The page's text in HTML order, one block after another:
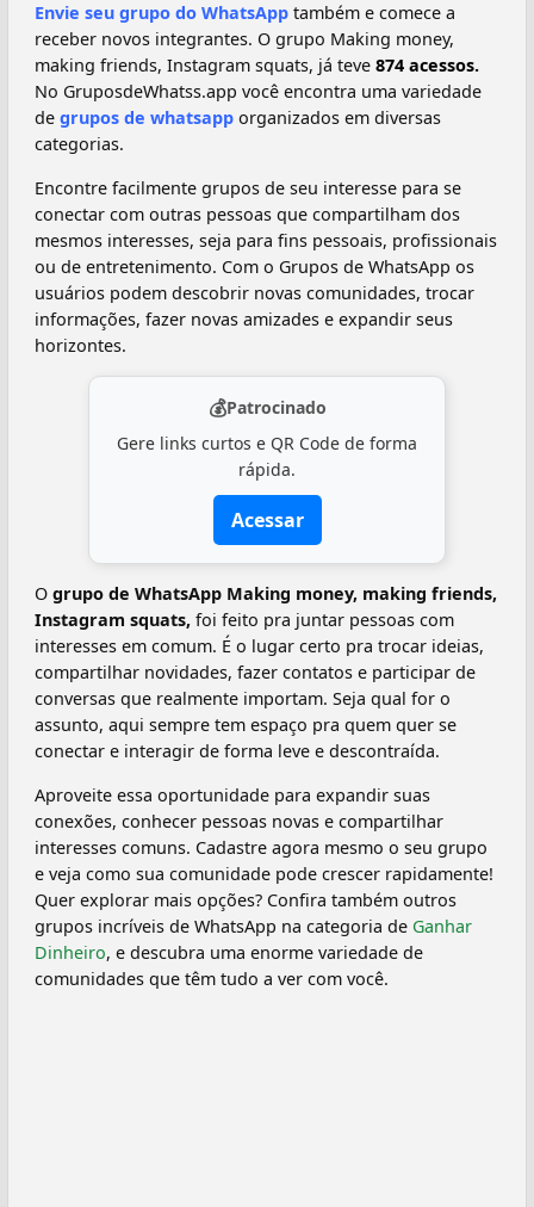
Envie seu grupo do WhatsApp também e comece a
receber novos integrantes. O grupo Making money,
making friends, Instagram squats, já teve 874 acessos.
No GruposdeWhatss.app você encontra uma variedade
de grupos de whatsapp organizados em diversas
categorias.
Encontre facilmente grupos de seu interesse para se
conectar com outras pessoas que compartilham dos
mesmos interesses, seja para fins pessoais, profissionais
ou de entretenimento. Com o Grupos de WhatsApp os
usuários podem descobrir novas comunidades, trocar
informações, fazer novas amizades e expandir seus
horizontes.
💰Patrocinado
Gere links curtos e QR Code de forma
rápida.
Acessar
O grupo de WhatsApp Making money, making friends,
Instagram squats, foi feito pra juntar pessoas com
interesses em comum. É o lugar certo pra trocar ideias,
compartilhar novidades, fazer contatos e participar de
conversas que realmente importam. Seja qual for o
assunto, aqui sempre tem espaço pra quem quer se
conectar e interagir de forma leve e descontraída.
Aproveite essa oportunidade para expandir suas
conexões, conhecer pessoas novas e compartilhar
interesses comuns. Cadastre agora mesmo o seu grupo
e veja como sua comunidade pode crescer rapidamente!
Quer explorar mais opções? Confira também outros
grupos incríveis de WhatsApp na categoria de Ganhar
Dinheiro, e descubra uma enorme variedade de
comunidades que têm tudo a ver com você.